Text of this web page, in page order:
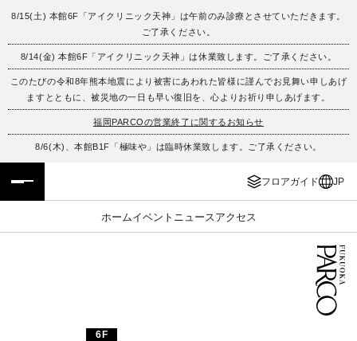
8/15(土) 本館6F「アイクリニック天神」は午前のみ診療とさせていただきます。
ご了承ください。
8/14(金) 本館6F「アイクリニック天神」は休業致します。ご了承ください。
このたびの令和8年熊本地震により被害にあわれた皆様に謹んでお見舞い申しあげ
ますとともに、被災地の一日も早い復旧を、心よりお祈り申しあげます。
福岡PARCOの営業終了に関するお知らせ
8/6(木)、本館B1F「極味や」は臨時休業致します。ご了承ください。
フロアガイド JP
ホームイベント ニュース アクセス
フロアガイド
施設案内・アクセス
イベント・ポップアップ
ニュース
レストラン・カフェ
ENGLISH
繁体字
한국어
ภาษาไทย
6F